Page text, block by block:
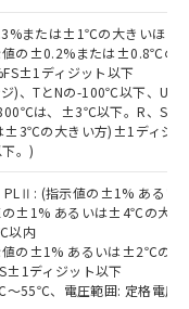
または±1℃の大きいほう
値の±0.2%または±0.8℃の
ディジット以下
)、TとNの-100℃以下、U
は、±3℃以下。R、S
±3℃の大きい方)±1ディジ
。)
PLⅡ: (指示値の±1% ある
の±1% あるいは±4℃の大き
以内
値の±1% あるいは±2℃の大
ディジット以下
55℃、電圧範囲: 定格電圧
を証明する
ステル類４
の期間は出
とから備考
た。
替を完了
がない限
ておりま